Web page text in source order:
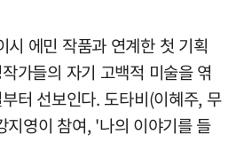
시 에민 작품과 연계한 첫 기획
가들의 자기 고백적 미술을 엮
터 선보인다. 도타비(이혜주, 무
지영이 참여, '나의 이야기를 들